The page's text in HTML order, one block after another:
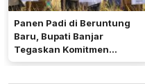
Panen Padi di Beruntung
Baru, Bupati Banjar
Tegaskan Komitmen
Dukung Ketahanan Pangan